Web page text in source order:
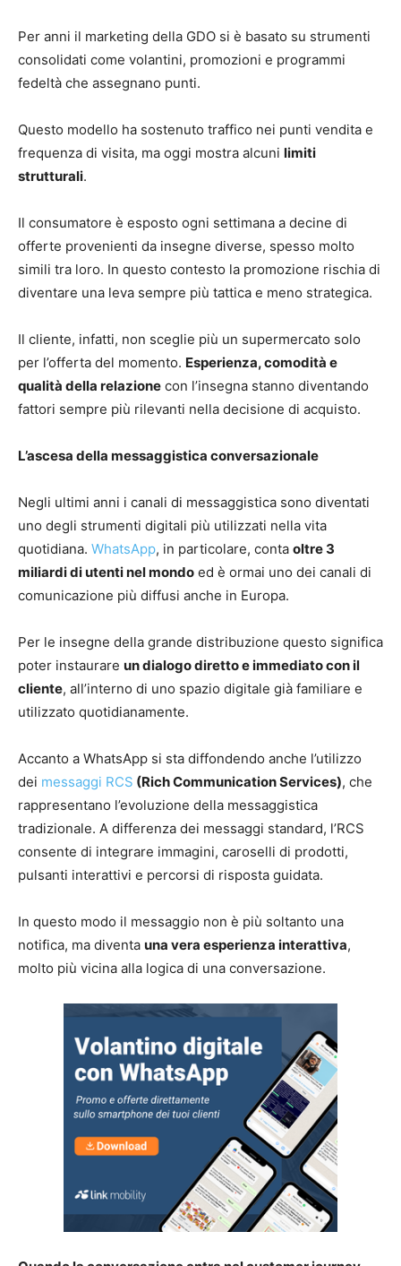
Per anni il marketing della GDO si è basato su strumenti
consolidati come volantini, promozioni e programmi
fedeltà che assegnano punti.
Questo modello ha sostenuto traffico nei punti vendita e
frequenza di visita, ma oggi mostra alcuni limiti
strutturali.
Il consumatore è esposto ogni settimana a decine di
offerte provenienti da insegne diverse, spesso molto
simili tra loro. In questo contesto la promozione rischia di
diventare una leva sempre più tattica e meno strategica.
Il cliente, infatti, non sceglie più un supermercato solo
per l’offerta del momento. Esperienza, comodità e
qualità della relazione con l’insegna stanno diventando
fattori sempre più rilevanti nella decisione di acquisto.
L’ascesa della messaggistica conversazionale
Negli ultimi anni i canali di messaggistica sono diventati
uno degli strumenti digitali più utilizzati nella vita
quotidiana. WhatsApp, in particolare, conta oltre 3
miliardi di utenti nel mondo ed è ormai uno dei canali di
comunicazione più diffusi anche in Europa.
Per le insegne della grande distribuzione questo significa
poter instaurare un dialogo diretto e immediato con il
cliente, all’interno di uno spazio digitale già familiare e
utilizzato quotidianamente.
Accanto a WhatsApp si sta diffondendo anche l’utilizzo
dei messaggi RCS (Rich Communication Services), che
rappresentano l’evoluzione della messaggistica
tradizionale. A differenza dei messaggi standard, l’RCS
consente di integrare immagini, caroselli di prodotti,
pulsanti interattivi e percorsi di risposta guidata.
In questo modo il messaggio non è più soltanto una
notifica, ma diventa una vera esperienza interattiva,
molto più vicina alla logica di una conversazione.